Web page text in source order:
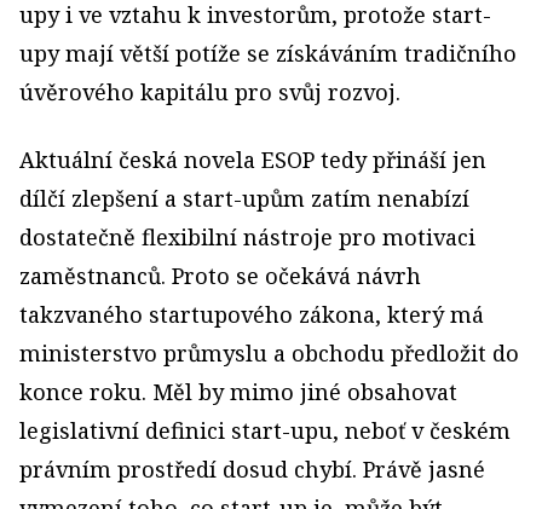
upy i ve vztahu k investorům, protože start-
upy mají větší potíže se získáváním tradičního
úvěrového kapitálu pro svůj rozvoj.
Aktuální česká novela ESOP tedy přináší jen
dílčí zlepšení a start-upům zatím nenabízí
dostatečně flexibilní nástroje pro motivaci
zaměstnanců. Proto se očekává návrh
takzvaného startupového zákona, který má
ministerstvo průmyslu a obchodu předložit do
konce roku. Měl by mimo jiné obsahovat
legislativní definici start-upu, neboť v českém
právním prostředí dosud chybí. Právě jasné